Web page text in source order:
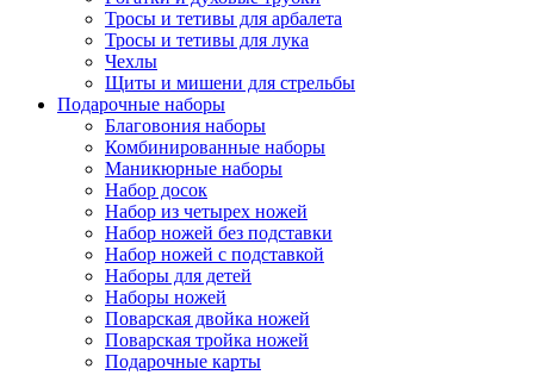
Тросы и тетивы для арбалета
Тросы и тетивы для лука
Чехлы
Щиты и мишени для стрельбы
Подарочные наборы
Благовония наборы
Комбинированные наборы
Маникюрные наборы
Набор досок
Набор из четырех ножей
Набор ножей без подставки
Набор ножей с подставкой
Наборы для детей
Наборы ножей
Поварская двойка ножей
Поварская тройка ножей
Подарочные карты